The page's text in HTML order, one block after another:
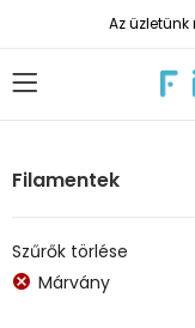
Az
Filamentek
Szűrők törlése
Márvány